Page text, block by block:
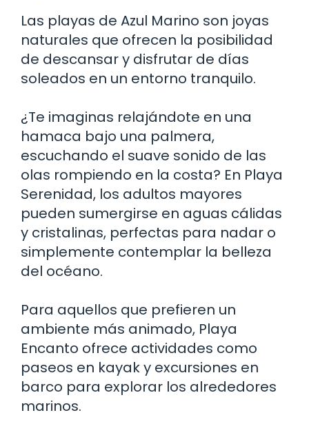
Las playas de Azul Marino son joyas
naturales que ofrecen la posibilidad
de descansar y disfrutar de días
soleados en un entorno tranquilo.
¿Te imaginas relajándote en una
hamaca bajo una palmera,
escuchando el suave sonido de las
olas rompiendo en la costa? En Playa
Serenidad, los adultos mayores
pueden sumergirse en aguas cálidas
y cristalinas, perfectas para nadar o
simplemente contemplar la belleza
del océano.
Para aquellos que prefieren un
ambiente más animado, Playa
Encanto ofrece actividades como
paseos en kayak y excursiones en
barco para explorar los alrededores
marinos.